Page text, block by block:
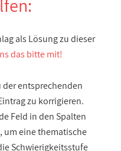
als Lösung zu dieser
das bitte mit!
der entsprechenden
zu korrigieren.
Feld in den Spalten
um eine thematische
Schwierigkeitsstufe